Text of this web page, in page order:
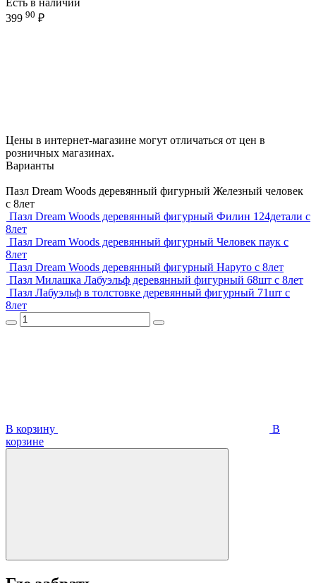
399 90 ₽
Цены в интернет-магазине могут отличаться от цен в
розничных магазинах.
Варианты
Пазл Dream Woods деревянный фигурный Железный человек
с 8лет
Пазл Dream Woods деревянный фигурный Филин 124детали с
8лет
Пазл Dream Woods деревянный фигурный Человек паук с
8лет
Пазл Dream Woods деревянный фигурный Наруто с 8лет
Пазл Милашка Лабуэльф деревянный фигурный 68шт с 8лет
Пазл Лабуэльф в толстовке деревянный фигурный 71шт с
8лет
В корзину
В
корзинe